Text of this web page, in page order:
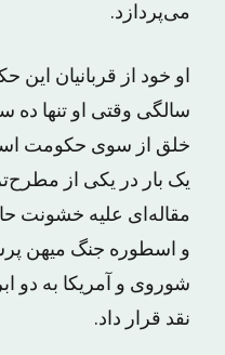
می‌پردازد.
سالگی وقتی او تنها ده
خلق از سوی حکومت
یک بار در یکی از
مقاله‌ای علیه خشونت
و اسطوره جنگ میهن
شوروی و آمریکا به دو
نقد قرار داد.